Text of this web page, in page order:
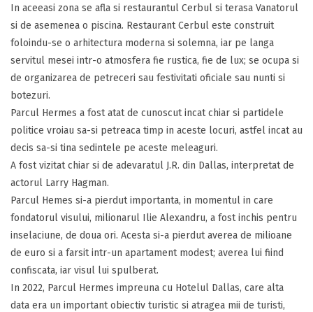
In aceeasi zona se afla si restaurantul Cerbul si terasa Vanatorul
si de asemenea o piscina. Restaurant Cerbul este construit
foloindu-se o arhitectura moderna si solemna, iar pe langa
servitul mesei intr-o atmosfera fie rustica, fie de lux; se ocupa si
de organizarea de petreceri sau festivitati oficiale sau nunti si
botezuri.
Parcul Hermes a fost atat de cunoscut incat chiar si partidele
politice vroiau sa-si petreaca timp in aceste locuri, astfel incat au
decis sa-si tina sedintele pe aceste meleaguri.
A fost vizitat chiar si de adevaratul J.R. din Dallas, interpretat de
actorul Larry Hagman.
Parcul Hemes si-a pierdut importanta, in momentul in care
fondatorul visului, milionarul Ilie Alexandru, a fost inchis pentru
inselaciune, de doua ori. Acesta si-a pierdut averea de milioane
de euro si a farsit intr-un apartament modest; averea lui fiind
confiscata, iar visul lui spulberat.
In 2022, Parcul Hermes impreuna cu Hotelul Dallas, care alta
data era un important obiectiv turistic si atragea mii de turisti,